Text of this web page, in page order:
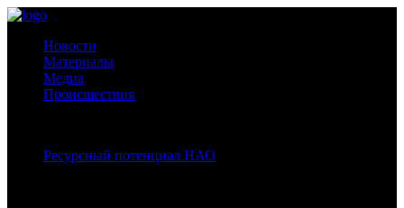
Новости
Материалы
Медиа
Происшествия
Ресурсный потенциал НАО